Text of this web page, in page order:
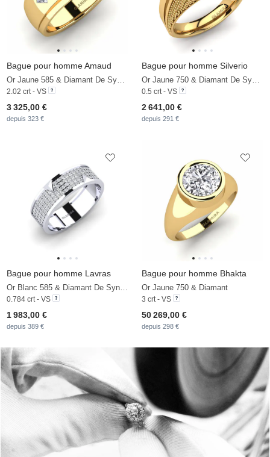
Bague pour homme Amaud
Or Jaune 585 & Diamant De Synthèse
2.02 crt - VS
3 325,00 €
depuis 323 €
Bague pour homme Silverio
Or Jaune 750 & Diamant De Synthèse
0.5 crt - VS
2 641,00 €
depuis 291 €
Bague pour homme Lavras
Or Blanc 585 & Diamant De Synthèse
0.784 crt - VS
1 983,00 €
depuis 389 €
Bague pour homme Bhakta
Or Jaune 750 & Diamant
3 crt - VS
50 269,00 €
depuis 298 €